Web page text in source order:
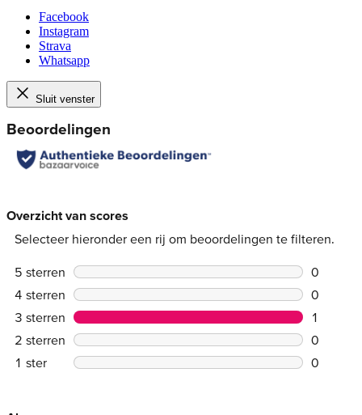
Facebook
Instagram
Strava
Whatsapp
Sluit venster